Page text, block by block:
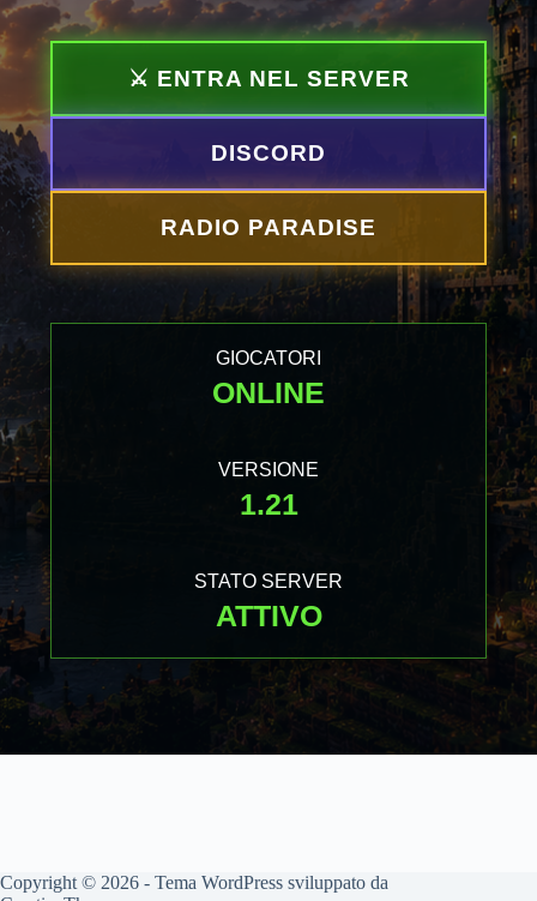
⚔ ENTRA NEL SERVER
DISCORD
RADIO PARADISE
GIOCATORI
ONLINE
VERSIONE
1.21
STATO SERVER
ATTIVO
Copyright © 2026 - Tema WordPress sviluppato da